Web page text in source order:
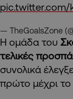
pic.twitter.com/
— TheGoalsZone
Η ομάδα του
τελικές
συνολικά
πρώτο μέχρι το